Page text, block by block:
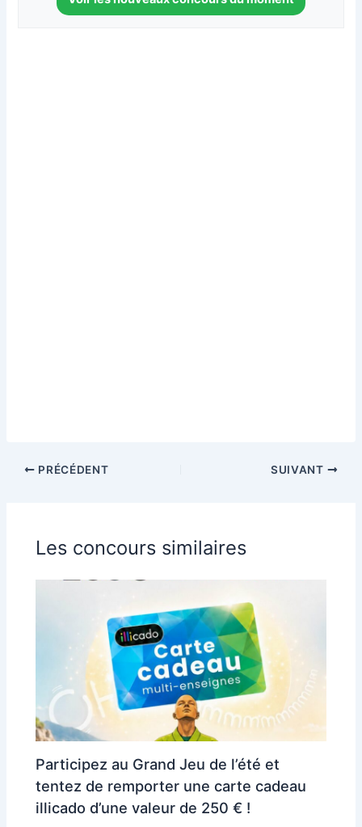
PRÉCÉDENT SUIVANT
Les concours similaires
Participez au Grand Jeu de l’été et
tentez de remporter une carte cadeau
illicado d’une valeur de 250 € !